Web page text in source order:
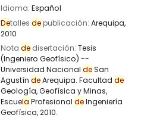
Idioma: Español
Detalles depublicación: Arequipa,
2010
Nota dedisertación: Tesis
(Ingeniero Geofísico) --
Universidad Nacional deSan
Agustín deArequipa. Facultad de
Geología, Geofísica y Minas,
Escuela Profesional deIngeniería
Geofísica, 2010.